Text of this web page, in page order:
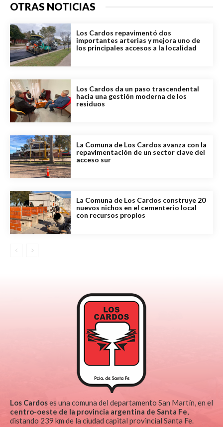
OTRAS NOTICIAS
Los Cardos repavimentó dos
importantes arterias y mejora uno de
los principales accesos a la localidad
Los Cardos da un paso trascendental
hacia una gestión moderna de los
residuos
La Comuna de Los Cardos avanza con la
repavimentación de un sector clave del
acceso sur
La Comuna de Los Cardos construye 20
nuevos nichos en el cementerio local
con recursos propios
Los Cardoses una comuna del departamento San Martín, en el
centro-oeste de la provincia argentina de Santa Fe,
distando 239 km de la ciudad capital provincial Santa Fe.